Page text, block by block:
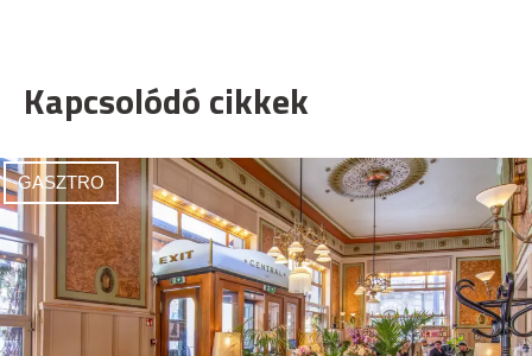
Kapcsolódó cikkek
GASZTRO